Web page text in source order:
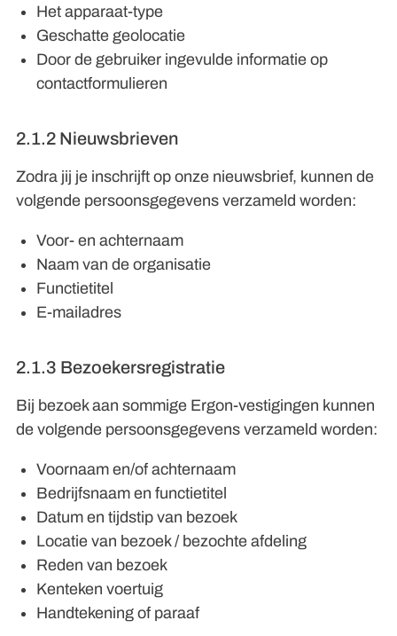
Het apparaat-type
Geschatte geolocatie
Door de gebruiker ingevulde informatie op
contactformulieren
2.1.2 Nieuwsbrieven
Zodra jij je inschrijft op onze nieuwsbrief, kunnen de
volgende persoonsgegevens verzameld worden:
Voor- en achternaam
Naam van de organisatie
Functietitel
E-mailadres
2.1.3 Bezoekersregistratie
Bij bezoek aan sommige Ergon-vestigingen kunnen
de volgende persoonsgegevens verzameld worden:
Voornaam en/of achternaam
Bedrijfsnaam en functietitel
Datum en tijdstip van bezoek
Locatie van bezoek / bezochte afdeling
Reden van bezoek
Kenteken voertuig
Handtekening of paraaf